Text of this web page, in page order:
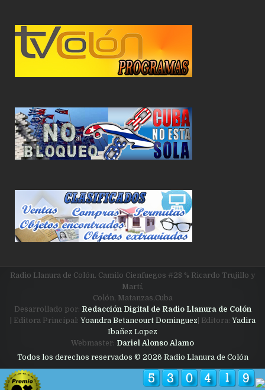
Radio Llanura de Colón. Camilo Cienfuegos #28 % Ricardo Trujillo y
Martí,
Colón, Matanzas,Cuba
Desarrollado por: Redacción Digital de Radio Llanura de Colón
| Editora Principal: Yoandra Betancourt Dominguez | Editora: Yadira
Ibañez Lopez
Webmaster: Dariel Alonso Alamo
Todos los derechos reservados © 2026 Radio Llanura de Colón